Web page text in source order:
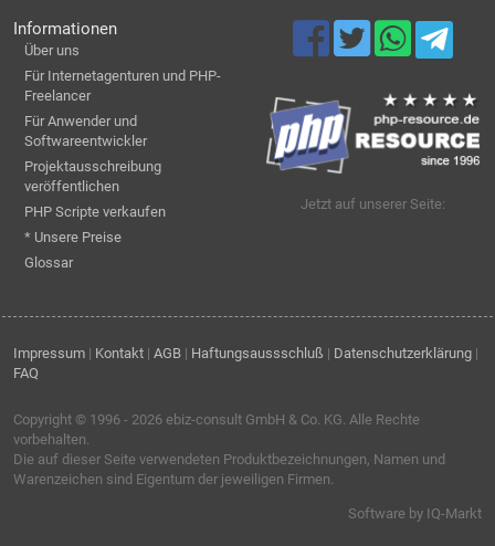
Informationen
Über uns
Für Internetagenturen und PHP-
Freelancer
Für Anwender und
Softwareentwickler
Projektausschreibung
veröffentlichen
PHP Scripte verkaufen
* Unsere Preise
Glossar
Jetzt auf unserer Seite:
Impressum | Kontakt | AGB | Haftungsaussschluß | Datenschutzerklärung |
FAQ
Copyright © 1996 - 2026 ebiz-consult GmbH & Co. KG. Alle Rechte
vorbehalten.
Die auf dieser Seite verwendeten Produktbezeichnungen, Namen und
Warenzeichen sind Eigentum der jeweiligen Firmen.
Software by IQ-Markt